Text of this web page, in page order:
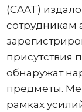
(CAAT)
сотрудникам
присутствия
обнаружат
предметы.
рамках